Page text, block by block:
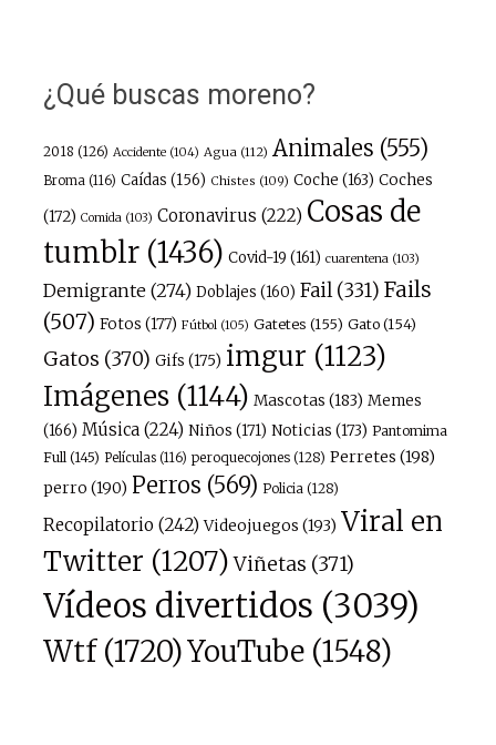
¿Qué buscas moreno?
2018 (126) Accidente(104) Agua(112) Animales (555)
Broma(116) Caídas (156) Chistes (109) Coche (163) Coches
(172) Comida(103) Coronavirus (222) Cosas de
tumblr(1436) Covid-19 (161) cuarentena(103)
Demigrante(274) Doblajes (160) Fail(331) Fails
(507) Fotos (177) Fútbol(105) Gatetes (155) Gato(154)
Gatos (370) Gifs (175) imgur (1123)
Imágenes(1144) Mascotas (183) Memes
(166) Música(224) Niños (171) Noticias (173) Pantomima
Full(145) Películas(116) peroquecojones(128) Perretes (198)
perro (190) Perros (569) Policia(128)
Recopilatorio (242) Videojuegos (193) Viral en
Twitter (1207) Viñetas (371)
Vídeos divertidos (3039)
Wtf(1720)YouTube(1548)